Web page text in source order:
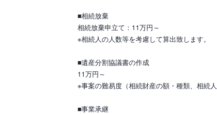
■相続放棄
相続放棄申立て：11万円～
※相続人の人数等を考慮して算出致します。
■遺産分割協議書の作成
11万円～
※事案の難易度（相続財産の額・種類、相続
■事業承継